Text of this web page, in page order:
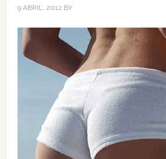
9 ABRIL, 2012 BY